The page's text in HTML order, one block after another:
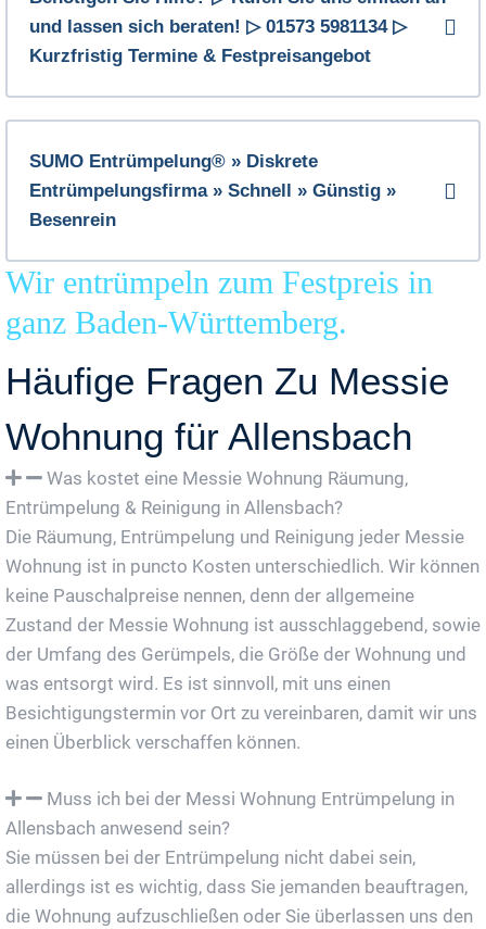
und lassen sich beraten! ▷ 01573 5981134 ▷
Kurzfristig Termine & Festpreisangebot
SUMO Entrümpelung® » Diskrete
Entrümpelungsfirma » Schnell » Günstig »
Besenrein
Wir entrümpeln zum Festpreis in
ganz Baden-Württemberg.
Häufige Fragen Zu Messie
Wohnung für Allensbach
Was kostet eine Messie Wohnung Räumung,
Entrümpelung & Reinigung in Allensbach?
Die Räumung, Entrümpelung und Reinigung jeder Messie
Wohnung ist in puncto Kosten unterschiedlich. Wir können
keine Pauschalpreise nennen, denn der allgemeine
Zustand der Messie Wohnung ist ausschlaggebend, sowie
der Umfang des Gerümpels, die Größe der Wohnung und
was entsorgt wird. Es ist sinnvoll, mit uns einen
Besichtigungstermin vor Ort zu vereinbaren, damit wir uns
einen Überblick verschaffen können.
Muss ich bei der Messi Wohnung Entrümpelung in
Allensbach anwesend sein?
Sie müssen bei der Entrümpelung nicht dabei sein,
allerdings ist es wichtig, dass Sie jemanden beauftragen,
die Wohnung aufzuschließen oder Sie überlassen uns den